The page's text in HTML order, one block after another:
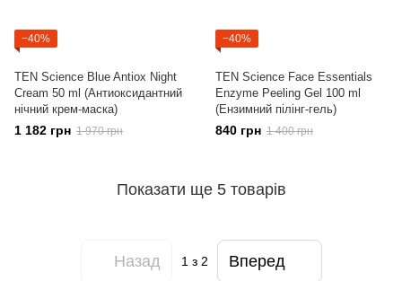
−40%
TEN Science Blue Antiox Night
Cream 50 ml (Антиоксидантний
нічний крем-маска)
1 182 грн 1 970 грн
−40%
TEN Science Face Essentials
Enzyme Peeling Gel 100 ml
(Ензимний пілінг-гель)
840 грн 1 400 грн
Показати ще 5 товарів
Назад 1 з 2 Вперед